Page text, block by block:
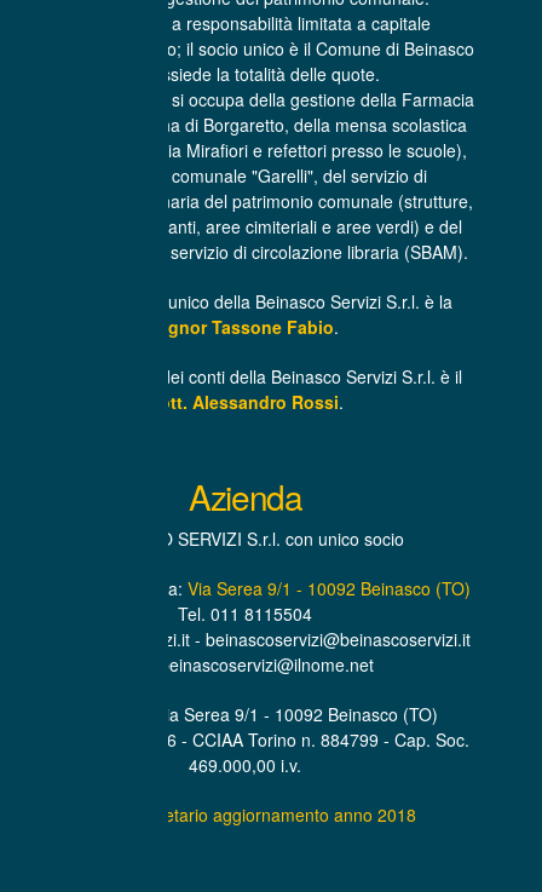
E’ una società a responsabilità limitata a capitale
interamente pubblico; il socio unico è il Comune di Beinasco
che possiede la totalità delle quote.
La Beinasco Servizi si occupa della gestione della Farmacia
comunale Sant’Anna di Borgaretto, della mensa scolastica
(centro cottura di via Mirafiori e refettori presso le scuole),
dell'asilo nido comunale "Garelli", del servizio di
manutenzione ordinaria del patrimonio comunale (strutture,
infrastrutture, impianti, aree cimiteriali e aree verdi) e del
trasporto libri per il servizio di circolazione libraria (SBAM).
L’Amministratore unico della Beinasco Servizi S.r.l. è la
Signor Tassone Fabio.
Il Revisore unico dei conti della Beinasco Servizi S.r.l. è il
Dott. Alessandro Rossi.
Azienda
BEINASCO SERVIZI S.r.l. con unico socio
Sede Amministrativa: Via Serea 9/1 - 10092 Beinasco (TO)
Tel. 011 8115504
www.beinascoservizi.it - beinascoservizi@beinascoservizi.it
PEC. beinascoservizi@ilnome.net
Sede Legale Via Serea 9/1 - 10092 Beinasco (TO)
P.IVA. 07319600016 - CCIAA Torino n. 884799 - Cap. Soc.
469.000,00 i.v.
Statuto societario aggiornamento anno 2018